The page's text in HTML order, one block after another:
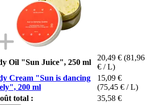
Oil "Sun Juice", 250 ml
20,49 € (81,96
€ / L)
Cream "Sun is dancing
200 ml
15,09 €
(75,45 € / L)
total :
35,58 €